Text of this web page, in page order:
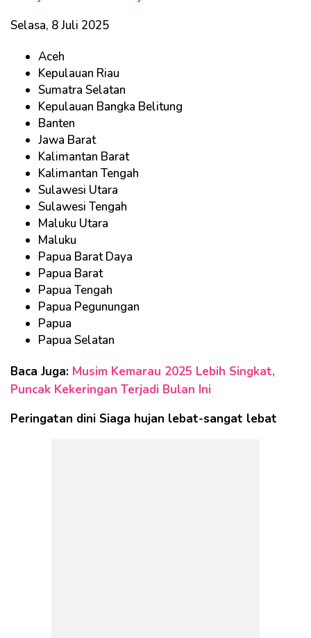
Selasa, 8 Juli 2025
Aceh
Kepulauan Riau
Sumatra Selatan
Kepulauan Bangka Belitung
Banten
Jawa Barat
Kalimantan Barat
Kalimantan Tengah
Sulawesi Utara
Sulawesi Tengah
Maluku Utara
Maluku
Papua Barat Daya
Papua Barat
Papua Tengah
Papua Pegunungan
Papua
Papua Selatan
Baca Juga: Musim Kemarau 2025 Lebih Singkat,
Puncak Kekeringan Terjadi Bulan Ini
Peringatan dini Siaga hujan lebat-sangat lebat